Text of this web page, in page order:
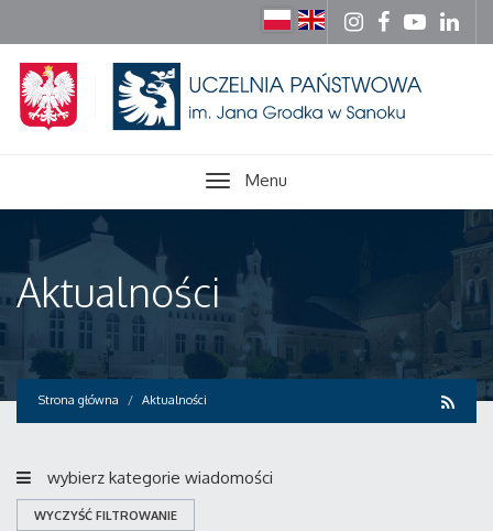
Menu
Aktualności
Strona główna Aktualności
wybierz kategorie wiadomości
WYCZYŚĆ FILTROWANIE